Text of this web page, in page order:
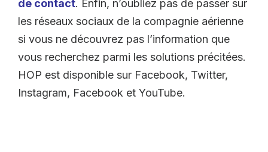
de contact. Enfin, n’oubliez pas de passer sur
les réseaux sociaux de la compagnie aérienne
si vous ne découvrez pas l’information que
vous recherchez parmi les solutions précitées.
HOP est disponible sur Facebook, Twitter,
Instagram, Facebook et YouTube.